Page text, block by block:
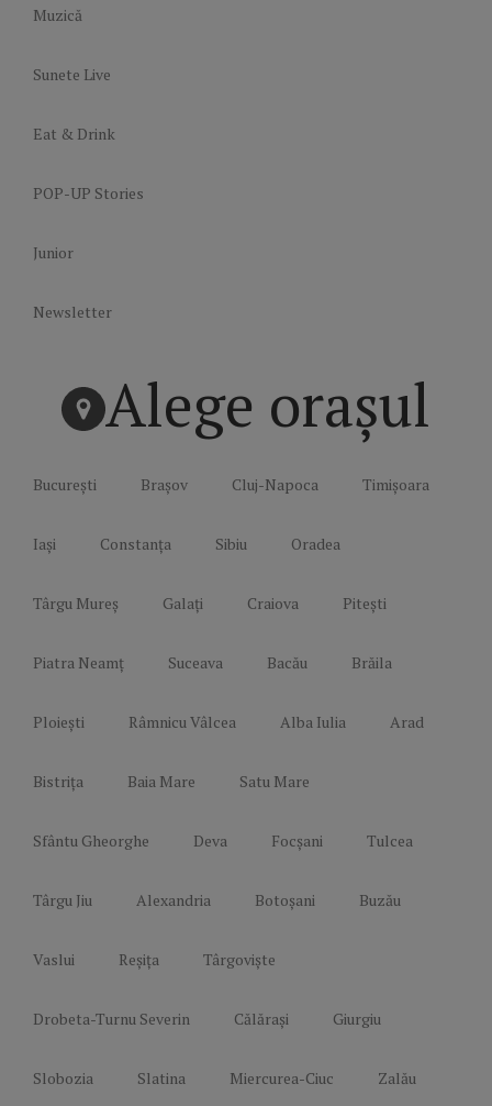
Muzică
Sunete Live
Eat & Drink
POP-UP Stories
Junior
Newsletter
Alege orașul
București Brașov Cluj-Napoca Timișoara
Iași Constanța Sibiu Oradea
Târgu Mureș Galați Craiova Pitești
Piatra Neamț Suceava Bacău Brăila
Ploiești Râmnicu Vâlcea Alba Iulia Arad
Bistrița Baia Mare Satu Mare
Sfântu Gheorghe Deva Focșani Tulcea
Târgu Jiu Alexandria Botoșani Buzău
Vaslui Reșița Târgoviște
Drobeta-Turnu Severin Călărași Giurgiu
Slobozia Slatina Miercurea-Ciuc Zalău